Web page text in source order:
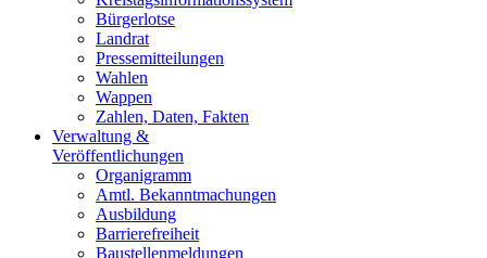
Bürgerlotse
Landrat
Pressemitteilungen
Wahlen
Wappen
Zahlen, Daten, Fakten
Verwaltung &
Veröffentlichungen
Organigramm
Amtl. Bekanntmachungen
Ausbildung
Barrierefreiheit
Baustellenmeldungen